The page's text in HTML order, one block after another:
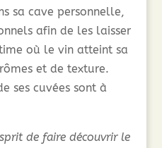
sa cave personnelle,
afin de les laisser
où le vin atteint sa
et de texture.
ses cuvées sont à
de faire découvrir le